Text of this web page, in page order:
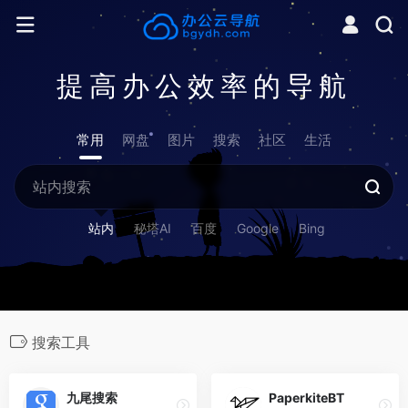
提高办公效率的导航
常用 网盘 图片 搜索 社区 生活
站内 秘塔AI 百度 Google Bing
搜索工具
九尾搜索 PaperkiteBT